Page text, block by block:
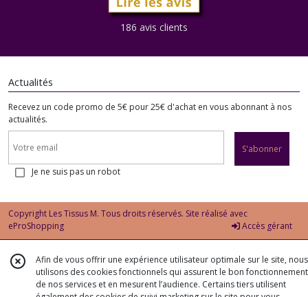
186 avis clients
Actualités
Recevez un code promo de 5€ pour 25€ d'achat en vous abonnant à nos
actualités.
S'abonner
Je ne suis pas un robot
Copyright Les Tissus M. Tous droits réservés. Site réalisé avec
eProShopping
Accès gérant
Afin de vous offrir une expérience utilisateur optimale sur le site, nous
utilisons des cookies fonctionnels qui assurent le bon fonctionnement
de nos services et en mesurent l’audience. Certains tiers utilisent